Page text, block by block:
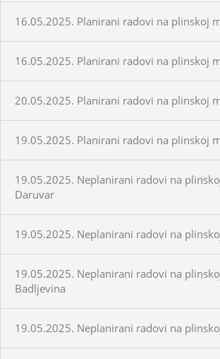
16.05.2025. Planirani radovi na plinskoj
16.05.2025. Planirani radovi na plinskoj
20.05.2025. Planirani radovi na plinskoj
19.05.2025. Planirani radovi na plinskoj
19.05.2025. Neplanirani radovi na
Daruvar
19.05.2025. Neplanirani radovi na
19.05.2025. Neplanirani radovi na
Badljevina
19.05.2025. Neplanirani radovi na